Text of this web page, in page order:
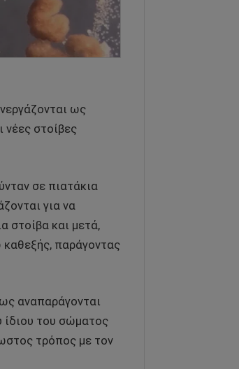
ως
στοίβες
σε πιατάκια
για να
στοίβα και μετά,
καθεξής, παράγοντας
αναπαράγονται
ίδιου του σώματος
τρόπος με τον